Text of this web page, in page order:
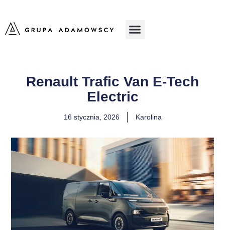
Renault Trafic Van E-Tech
Electric
16 stycznia, 2026 Karolina